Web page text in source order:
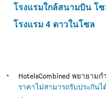
โรงแรมใกล้สนามบิน โ
โรงแรม 4 ดาวในโซล
*
HotelsCombined พยายาม
ราคาไม่สามารถรับประกันไ